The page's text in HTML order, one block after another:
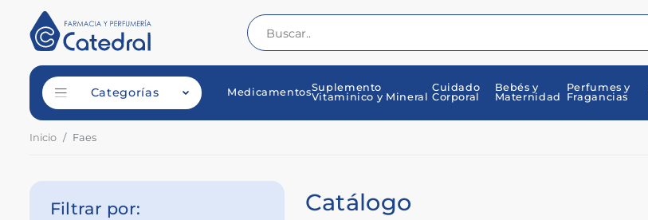
Categorías MedicamentosSuplemento
Vitaminico y Mineral
Cuidado
Corporal
Bebés y
Maternidad
Perfumes y
Fragancias
Inicio Faes
Filtrar por: Catálogo